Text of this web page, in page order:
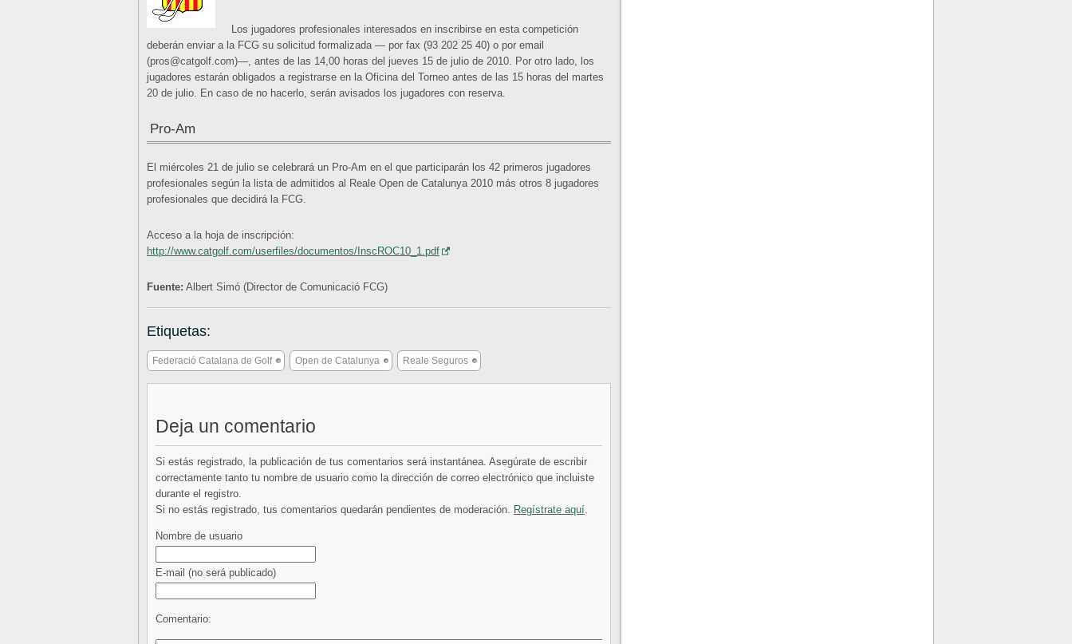
Los jugadores profesionales interesados en inscribirse en esta competición
deberán enviar a la FCG su solicitud formalizada — por fax (93 202 25 40) o por email
(pros@catgolf.com)—, antes de las 14,00 horas del jueves 15 de julio de 2010. Por otro lado, los
jugadores estarán obligados a registrarse en la Oficina del Torneo antes de las 15 horas del martes
20 de julio. En caso de no hacerlo, serán avisados los jugadores con reserva.
Pro-Am
El miércoles 21 de julio se celebrará un Pro-Am en el que participarán los 42 primeros jugadores
profesionales según la lista de admitidos al Reale Open de Catalunya 2010 más otros 8 jugadores
profesionales que decidirá la FCG.
Acceso a la hoja de inscripción:
http://www.catgolf.com/userfiles/documentos/InscROC10_1.pdf
Fuente: Albert Simó (Director de Comunicació FCG)
Etiquetas:
Federació Catalana de Golf Open de Catalunya Reale Seguros
Deja un comentario
Si estás registrado, la publicación de tus comentarios será instantánea. Asegúrate de escribir
correctamente tanto tu nombre de usuario como la dirección de correo electrónico que incluiste
durante el registro.
Si no estás registrado, tus comentarios quedarán pendientes de moderación. Regístrate aquí.
Nombre de usuario
E-mail (no será publicado)
Comentario: